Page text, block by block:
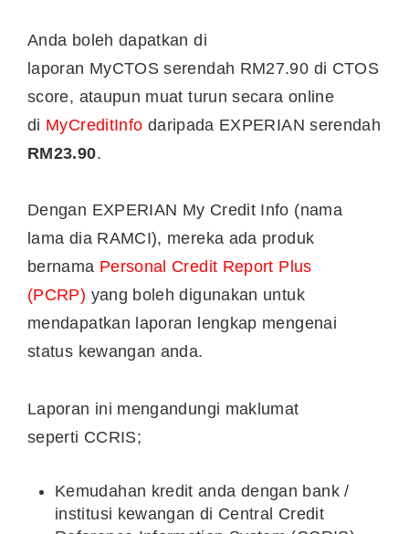
Anda boleh dapatkan di
laporan MyCTOS serendah RM27.90 di CTOS
score, ataupun muat turun secara online
di MyCreditInfo daripada EXPERIAN serendah
RM23.90.
Dengan EXPERIAN My Credit Info (nama
lama dia RAMCI), mereka ada produk
bernama Personal Credit Report Plus
(PCRP) yang boleh digunakan untuk
mendapatkan laporan lengkap mengenai
status kewangan anda.
Laporan ini mengandungi maklumat
seperti CCRIS;
Kemudahan kredit anda dengan bank /
institusi kewangan di Central Credit